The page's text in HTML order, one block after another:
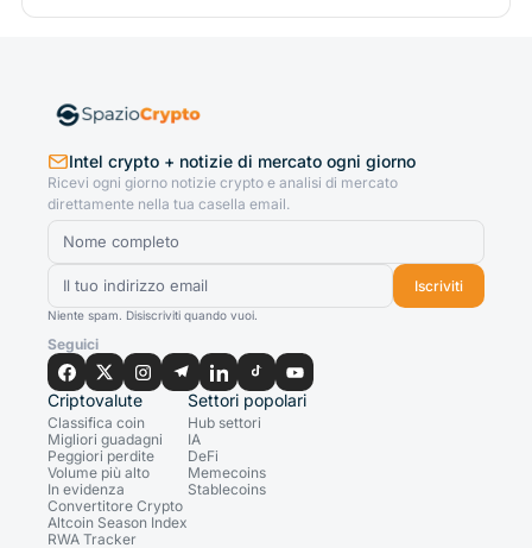
Intel crypto + notizie di mercato ogni giorno
Ricevi ogni giorno notizie crypto e analisi di mercato
direttamente nella tua casella email.
Iscriviti
Niente spam. Disiscriviti quando vuoi.
Seguici
Criptovalute
Classifica coin
Migliori guadagni
Peggiori perdite
Volume più alto
In evidenza
Convertitore Crypto
Altcoin Season Index
RWA Tracker
Settori popolari
Hub settori
IA
DeFi
Memecoins
Stablecoins